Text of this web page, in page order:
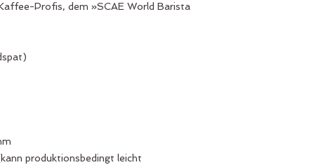
Profis, dem »SCAE World Barista
produktionsbedingt leicht